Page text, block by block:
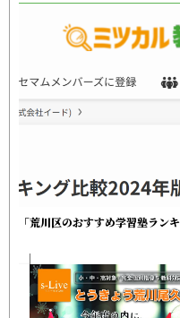
「荒川区のおすすめ学習塾ラン